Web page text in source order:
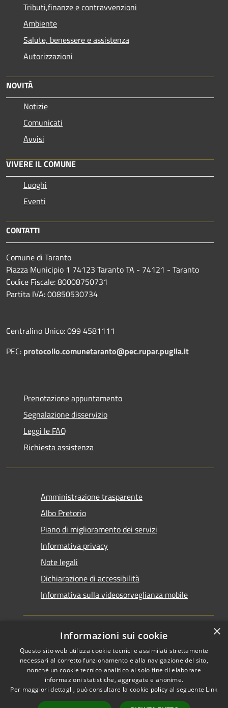
Tributi,finanze e contravvenzioni
Ambiente
Salute, benessere e assistenza
Autorizzazioni
NOVITÀ
Notizie
Comunicati
Avvisi
VIVERE IL COMUNE
Luoghi
Eventi
CONTATTI
Comune di Taranto
Piazza Municipio 1 74123 Taranto TA - 74121 - Taranto
Codice Fiscale: 80008750731
Partita IVA: 00850530734
Centralino Unico: 099 4581111
PEC: protocollo.comunetaranto@pec.rupar.puglia.it
Prenotazione appuntamento
Segnalazione disservizio
Leggi le FAQ
Richiesta assistenza
Amministrazione trasparente
Albo Pretorio
Piano di miglioramento dei servizi
Informativa privacy
Note legali
Dichiarazione di accessibilità
Informativa sulla videosorveglianza mobile
RSS
Accessibilità
Cookie
Copyright © 2026 • Comune di
Taranto • Powered by
Municipium•Accesso
redazione
×
Informazioni sui cookie
Questo sito web utilizza cookie tecnici e assimilati strettamente
necessari al corretto funzionamento e alla navigazione del sito,
nonché un cookie tecnico analitico al solo fine di elaborare
informazioni statistiche, aggregate e anonime.
Per maggiori dettagli, può consultare la cookie policy al seguente Link